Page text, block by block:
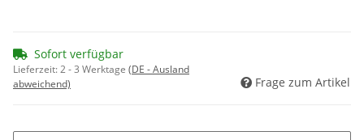
Sofort verfügbar
Lieferzeit:2 - 3 Werktage (DE - Ausland
abweichend)
Frage zum Artikel